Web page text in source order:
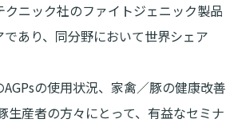
ニック社のファイトジェニック製品
あり、同分野において世界シェア
の使用状況、家禽／豚の健康改善
産者の方々にとって、有益なセミナ